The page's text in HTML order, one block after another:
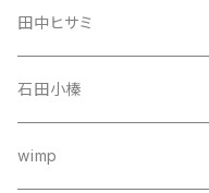
田中ヒサミ
石田小榛
wimp